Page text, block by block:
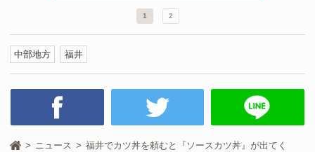
1 2
中部地方 福井
ニュース
福井でカツ丼を頼むと『ソースカツ丼』が出てく